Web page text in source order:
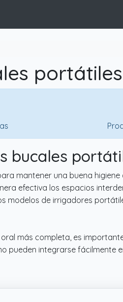
bucales
mantener una buena
efectiva los espacios
modelos de irrigadores
más completa, es
pueden integrarse fácilmente